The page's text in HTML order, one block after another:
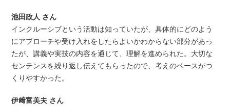
池田政人 さん
インクルーシブという活動は知っていたが、具体的にどのよう
にアプローチや受け入れをしたらよいかわからない部分があっ
たが、講義や実技の内容を通じて、理解を進められた。大切な
センテンスを繰り返し伝えてもらったので、考えのベースがつ
くりやすかった。
伊﨑富美夫 さん